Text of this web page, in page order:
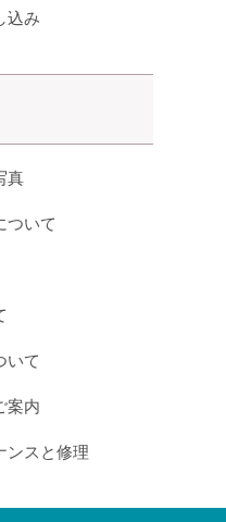
込み
真
ついて
いて
案内
ンスと修理